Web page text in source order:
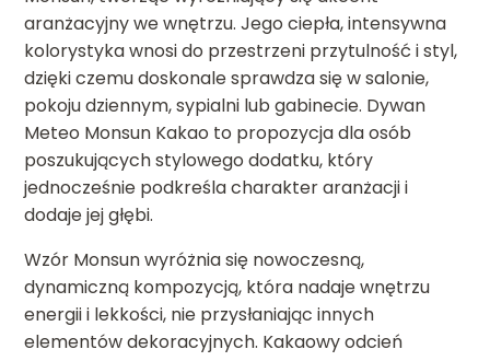
aranżacyjny we wnętrzu. Jego ciepła, intensywna
kolorystyka wnosi do przestrzeni przytulność i styl,
dzięki czemu doskonale sprawdza się w salonie,
pokoju dziennym, sypialni lub gabinecie. Dywan
Meteo Monsun Kakao to propozycja dla osób
poszukujących stylowego dodatku, który
jednocześnie podkreśla charakter aranżacji i
dodaje jej głębi.
Wzór Monsun wyróżnia się nowoczesną,
dynamiczną kompozycją, która nadaje wnętrzu
energii i lekkości, nie przysłaniając innych
elementów dekoracyjnych. Kakaowy odcień